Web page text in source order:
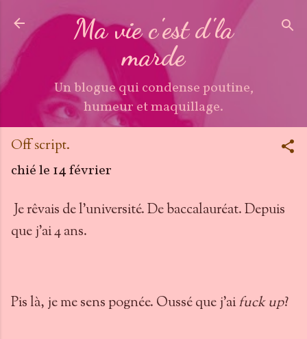
Accéder au contenu principal
Ma vie c'est d'la
marde
Un blogue qui condense poutine,
humeur et maquillage.
Off script.
chié le 14 février
Je rêvais de l'université. De baccalauréat. Depuis
que j'ai 4 ans.
Pis là, je me sens pognée. Oussé que j'aifuck up?